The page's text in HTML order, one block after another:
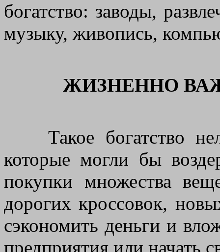
богатство: заводы,
музыку, живопись,
ЖИЗНЕННО
Такое богатство
которые могли бы
покупки множества
дорогих кроссовок,
сэкономить деньги и
предприятия или начать